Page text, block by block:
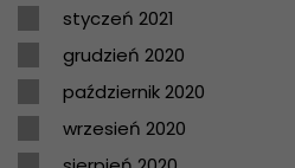
styczeń 2021
grudzień 2020
październik 2020
wrzesień 2020